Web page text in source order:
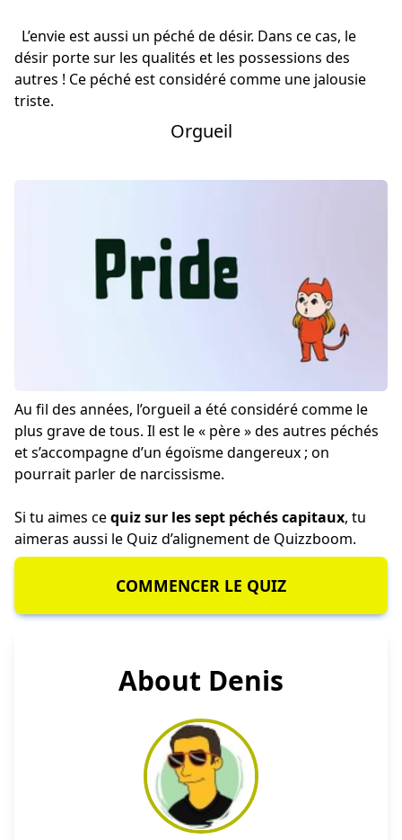
L’envie est aussi un péché de désir. Dans ce cas, le
désir porte sur les qualités et les possessions des
autres ! Ce péché est considéré comme une jalousie
triste.
Orgueil
Au fil des années, l’orgueil a été considéré comme le
plus grave de tous. Il est le « père » des autres péchés
et s’accompagne d’un égoïsme dangereux ; on
pourrait parler de narcissisme.
Si tu aimes cequiz sur les sept péchés capitaux, tu
aimeras aussi le Quiz d’alignementde Quizzboom.
COMMENCER LE QUIZ
About Denis